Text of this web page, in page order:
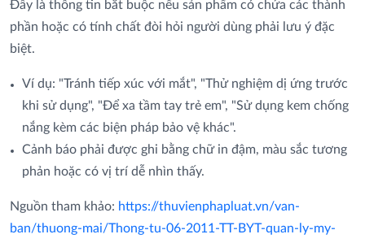
Đây là thông tin bắt buộc nếu sản phẩm có chứa các thành
phần hoặc có tính chất đòi hỏi người dùng phải lưu ý đặc
biệt.
Ví dụ: "Tránh tiếp xúc với mắt", "Thử nghiệm dị ứng trước
khi sử dụng", "Để xa tầm tay trẻ em", "Sử dụng kem chống
nắng kèm các biện pháp bảo vệ khác".
Cảnh báo phải được ghi bằng chữ in đậm, màu sắc tương
phản hoặc có vị trí dễ nhìn thấy.
Nguồn tham khảo: https://thuvienphapluat.vn/van-
ban/thuong-mai/Thong-tu-06-2011-TT-BYT-quan-ly-my-